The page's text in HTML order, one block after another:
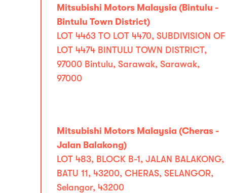
Mitsubishi Motors Malaysia (Bintulu -
Bintulu Town District)
LOT 4463 TO LOT 4470, SUBDIVISION OF
LOT 4474 BINTULU TOWN DISTRICT,
97000 Bintulu, Sarawak, Sarawak,
97000
Mitsubishi Motors Malaysia (Cheras -
Jalan Balakong)
LOT 483, BLOCK B-1, JALAN BALAKONG,
BATU 11, 43200, CHERAS, SELANGOR,
Selangor, 43200